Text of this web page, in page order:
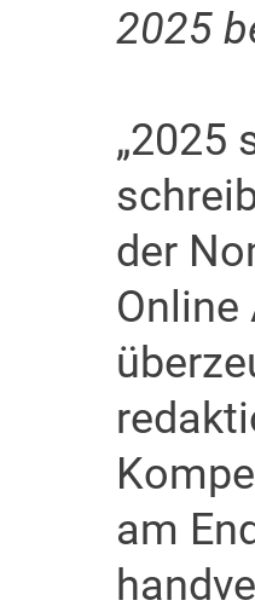
2025
„2025
der
Online
am